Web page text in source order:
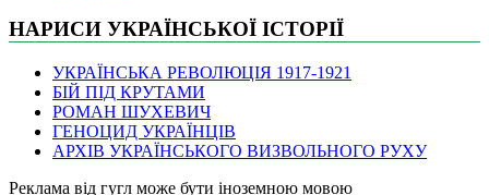
НАРИСИ УКРАЇНСЬКОЇ ІСТОРІЇ
УКРАЇНСЬКА РЕВОЛЮЦІЯ 1917-1921
БІЙ ПІД КРУТАМИ
РОМАН ШУХЕВИЧ
ГЕНОЦИД УКРАЇНЦІВ
АРХІВ УКРАЇНСЬКОГО ВИЗВОЛЬНОГО РУХУ
Pеклама від гугл може бути іноземною мовою